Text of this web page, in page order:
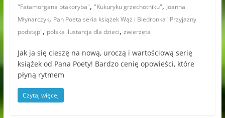
"Fatamorgana ptakoryba", "Kukuryku grzechotniku", Joanna
Młynarczyk, Pan Poeta seria książek Wąż i Biedronka "Przyjazny
podstęp", polska ilustarcja dla dzieci, zwierzęta
Jak ja się cieszę na nową, uroczą i wartościową serię
książek od Pana Poety! Bardzo cenię opowieści, które
płyną rytmem
Czytaj więcej